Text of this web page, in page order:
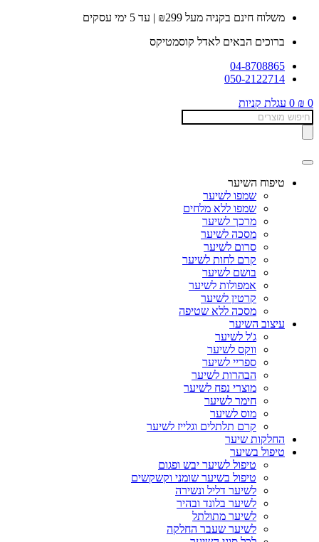
משלוח חינם בקניה מעל ₪299 | עד 5 ימי עסקים
ברוכים הבאים לאדל קוסמטיקס
04-8708865
050-2122714
₪ 0
0 עגלת קניות
Products
search
טיפוח השיער
שמפו לשיער
שמפו ללא מלחים
מרכך לשיער
מסכה לשיער
סרום לשיער
קרם לחות לשיער
בושם לשיער
אמפולות לשיער
קרטין לשיער
מסכה ללא שטיפה
עיצוב השיער
ג'ל לשיער
ווקס לשיער
ספריי לשיער
הבהרות לשיער
מוצרי נפח לשיער
חימר לשיער
מוס לשיער
קרם תלתלים וגלייז לשיער
החלקות שיער
טיפול בשיער
טיפול לשיער יבש ופגום
טיפול בשיער שומני וקשקשים
לשיער דליל ונשירה
לשיער בלונד ובהיר
לשיער מתולתל
לשיער שעבר החלקה